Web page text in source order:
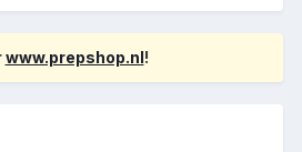
www.prepshop.nl!